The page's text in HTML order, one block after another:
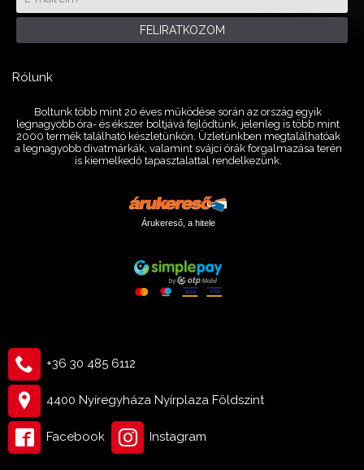
FELIRATKOZOM
Rólunk
Boltunk több mint 20 éves működése során az ország egyik
legnagyobb óra- és ékszer boltjává fejlődtünk, jelenleg is több mint
2000 termék található készletünkön. Üzletünkben megtalálhatóak
a legnagyobb divatmárkák, valamint svájci órák forgalmazása terén
is kiemelkedő tapasztalattal rendelkezünk.
Árukereső, a hitele
+36 30 485 6112
4400 Nyíregyháza Nyírplaza Földszint
Facebook Instagram